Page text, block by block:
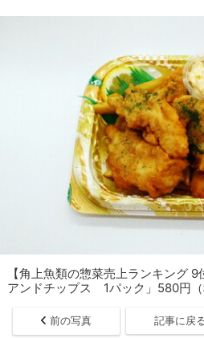
【角上魚類の惣菜売上ランキング
アンドチップス 1パック」580円（
前の写真 記事に戻